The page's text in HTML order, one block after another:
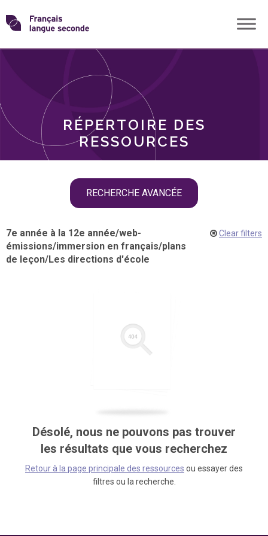
Skip
toTransformons
langue
RÉPERTOIRE DES
RESSOURCES
RECHERCHE AVANCÉE
THÈMES
7e année à la 12e année/web-
émissions/immersion en français/plans
de leçon/Les directions d'école
Clear filters
Désolé, nous ne pouvons pas trouver
les résultats que vous recherchez
Retour à la page principale des ressources ou essayer des
filtres ou la recherche.